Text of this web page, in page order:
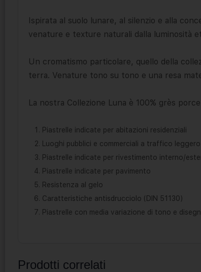
Ispirata al suolo lunare, al silenzio e alla
venature e texture naturali dalla luminosità
Un cromatismo particolare, quello della
terra. Venature tono su tono e una resa
La nostra Collezione Luna è 100% grès
Piastrelle indicate per abitazioni residenziali
Luoghi pubblici e commerciali a traffico leggero
Piastrelle indicate per rivestimento interno/
Piastrelle indicate per pavimento
Resistenza al gelo
Caratteristiche antisdrucciolo (DIN 51130)
Piastrelle con media variazione di tono e
Prodotti correlati